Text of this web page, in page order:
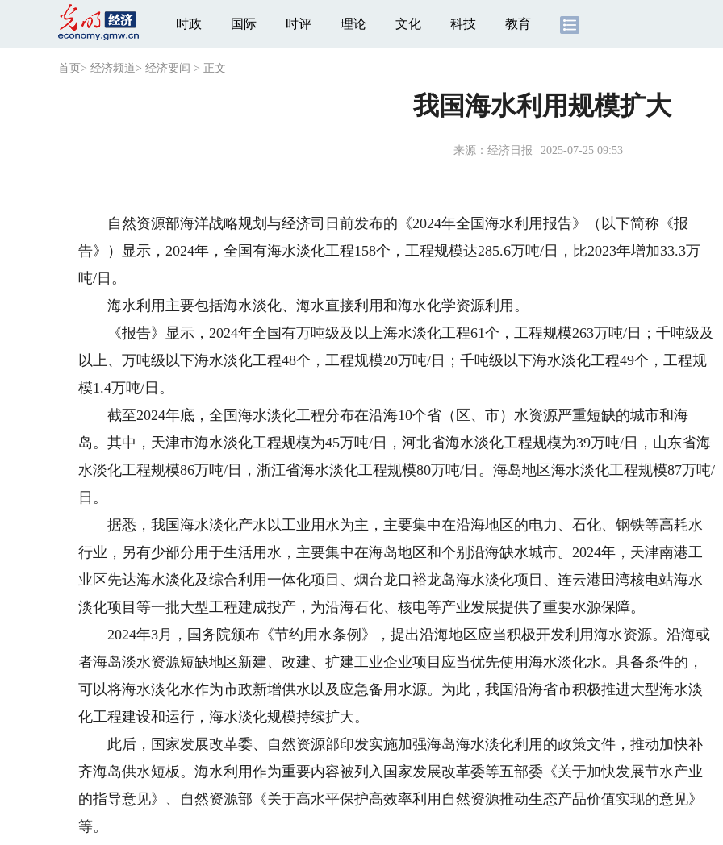
时政 国际 时评 理论 文化 科技 教育
首页 > 经济频道> 经济要闻 > 正文
我国海水利用规模扩大
来源： 经济日报 2025-07-25 09:53
自然资源部海洋战略规划与经济司日前发布的《2024年全国海水利用报告》（以下简称《报
告》）显示，2024年，全国有海水淡化工程158个，工程规模达285.6万吨/日，比2023年增加33.3万
吨/日。
海水利用主要包括海水淡化、海水直接利用和海水化学资源利用。
《报告》显示，2024年全国有万吨级及以上海水淡化工程61个，工程规模263万吨/日；千吨级及
以上、万吨级以下海水淡化工程48个，工程规模20万吨/日；千吨级以下海水淡化工程49个，工程规
模1.4万吨/日。
截至2024年底，全国海水淡化工程分布在沿海10个省（区、市）水资源严重短缺的城市和海
岛。其中，天津市海水淡化工程规模为45万吨/日，河北省海水淡化工程规模为39万吨/日，山东省海
水淡化工程规模86万吨/日，浙江省海水淡化工程规模80万吨/日。海岛地区海水淡化工程规模87万吨/
日。
据悉，我国海水淡化产水以工业用水为主，主要集中在沿海地区的电力、石化、钢铁等高耗水
行业，另有少部分用于生活用水，主要集中在海岛地区和个别沿海缺水城市。2024年，天津南港工
业区先达海水淡化及综合利用一体化项目、烟台龙口裕龙岛海水淡化项目、连云港田湾核电站海水
淡化项目等一批大型工程建成投产，为沿海石化、核电等产业发展提供了重要水源保障。
2024年3月，国务院颁布《节约用水条例》，提出沿海地区应当积极开发利用海水资源。沿海或
者海岛淡水资源短缺地区新建、改建、扩建工业企业项目应当优先使用海水淡化水。具备条件的，
可以将海水淡化水作为市政新增供水以及应急备用水源。为此，我国沿海省市积极推进大型海水淡
化工程建设和运行，海水淡化规模持续扩大。
此后，国家发展改革委、自然资源部印发实施加强海岛海水淡化利用的政策文件，推动加快补
齐海岛供水短板。海水利用作为重要内容被列入国家发展改革委等五部委《关于加快发展节水产业
的指导意见》、自然资源部《关于高水平保护高效率利用自然资源推动生态产品价值实现的意见》
等。